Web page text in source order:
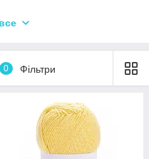
см = 20п х 24р
см = 15п х 19р
можуть
0 Фільтри